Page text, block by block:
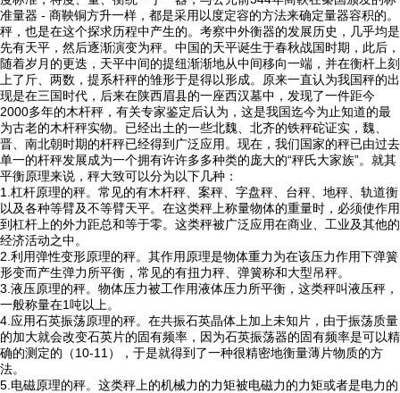
准量器 - 商鞅铜方升一样，都是采用以度定容的方法来确定量器容积的。
秤，也是在这个探求历程中产生的。考察中外衡器的发展历史，几乎均是
先有天平，然后逐渐演变为秤。中国的天平诞生于春秋战国时期，此后，
随着岁月的更迭，天平中间的提纽渐渐地从中间移向一端，并在衡杆上刻
上了斤、两数，提系杆秤的雏形于是得以形成。原来一直认为我国秤的出
现是在三国时代，后来在陕西眉县的一座西汉墓中，发现了一件距今
2000多年的木杆秤，有关专家鉴定后认为，这是我国迄今为止知道的最
为古老的木杆秤实物。已经出土的一些北魏、北齐的铁秤砣证实，魏、
晋、南北朝时期的杆秤已经得到广泛应用。现在，我们国家的秤已由过去
单一的杆秤发展成为一个拥有许许多多种类的庞大的“秤氏大家族”。就其
平衡原理来说，秤大致可以分为以下几种：
1.杠杆原理的秤。常见的有木杆秤、案秤、字盘秤、台秤、地秤、轨道衡
以及各种等臂及不等臂天平。在这类秤上称量物体的重量时，必须使作用
到杠杆上的外力距总和等于零。这类秤被广泛应用在商业、工业及其他的
经济活动之中。
2.利用弹性变形原理的秤。其作用原理是物体重力为在该压力作用下弹簧
形变而产生弹力所平衡，常见的有扭力秤、弹簧称和大型吊秤。
3.液压原理的秤。物体压力被工作用液体压力所平衡，这类秤叫液压秤，
一般称量在1吨以上。
4.应用石英振荡原理的秤。在共振石英晶体上加上未知片，由于振荡质量
的加大就会改变石英片的固有频率，因为石英振荡器的固有频率是可以精
确的测定的（10-11），于是就得到了一种很精密地衡量薄片物质的方
法。
5.电磁原理的秤。这类秤上的机械力的力矩被电磁力的力矩或者是电力的